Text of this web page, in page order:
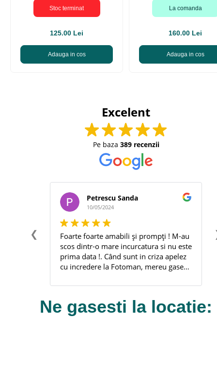
Stoc terminat
125.00 Lei
Adauga in cos
La comanda
160.00 Lei
Adauga in cos
Excelent
Pe baza 389 recenzii
❮
Petrescu Sanda
10/05/2024
Foarte foarte amabili și prompți ! M-au
scos dintr-o mare incurcatura si nu este
prima data !. Când sunt in criza apelez
cu incredere la Fotoman, mereu gasesc
Multumesc frumos. !
Ne gasesti la locatie: